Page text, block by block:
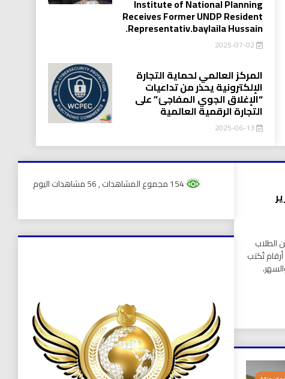
Institute of National Planning
Receives Former UNDP Resident
.Representativ.baylaila Hussain
2025-07-02
المركز العالمي لحماية التجارة
الإلكترونية يحذر من تداعيات
“الإغلاق الجوي المفاجئ” على
التجارة الرقمية العالمية
2025-06-13
الطلاب
أرقام تُكتب
, 56 مشاهدات اليوم